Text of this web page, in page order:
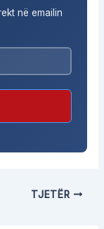
në emailin
TJETËR